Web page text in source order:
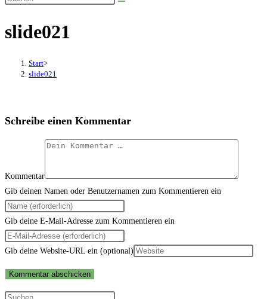
slide021
Start>
slide021
Schreibe einen Kommentar
Kommentar
Gib deinen Namen oder Benutzernamen zum Kommentieren ein
Gib deine E-Mail-Adresse zum Kommentieren ein
Gib deine Website-URL ein (optional)